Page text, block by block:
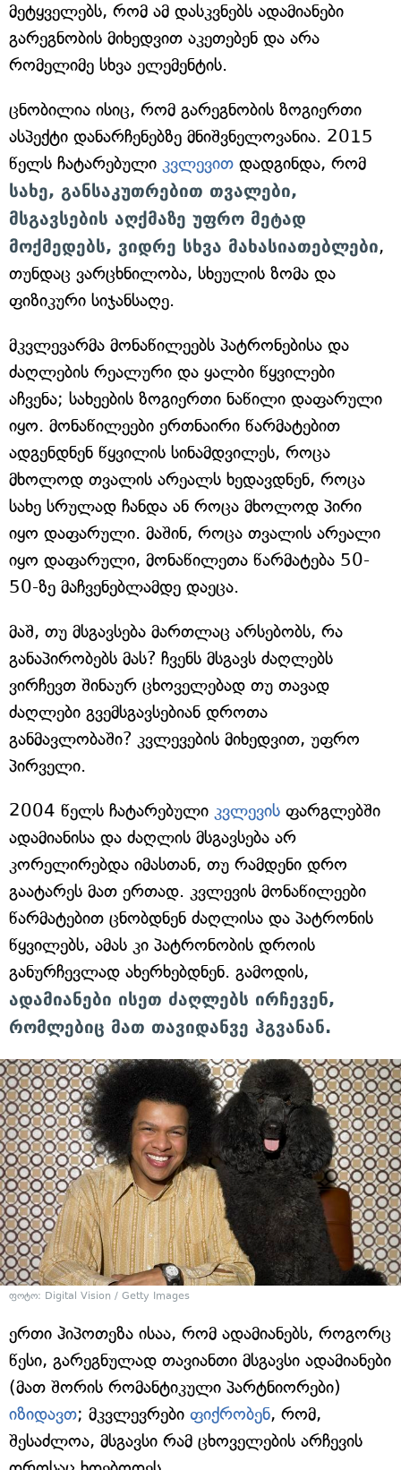
მეტყველებს, რომ ამ დასკვნებს ადამიანები
გარეგნობის მიხედვით აკეთებენ და არა
რომელიმე სხვა ელემენტის.
ცნობილია ისიც, რომ გარეგნობის ზოგიერთი
ასპექტი დანარჩენებზე მნიშვნელოვანია. 2015
წელს ჩატარებული კვლევით დადგინდა, რომ
სახე, განსაკუთრებით თვალები,
მსგავსების აღქმაზე უფრო მეტად
მოქმედებს, ვიდრე სხვა მახასიათებლები,
თუნდაც ვარცხნილობა, სხეულის ზომა და
ფიზიკური სიჯანსაღე.
მკვლევარმა მონაწილეებს პატრონებისა და
ძაღლების რეალური და ყალბი წყვილები
აჩვენა; სახეების ზოგიერთი ნაწილი დაფარული
იყო. მონაწილეები ერთნაირი წარმატებით
ადგენდნენ წყვილის სინამდვილეს, როცა
მხოლოდ თვალის არეალს ხედავდნენ, როცა
სახე სრულად ჩანდა ან როცა მხოლოდ პირი
იყო დაფარული. მაშინ, როცა თვალის არეალი
იყო დაფარული, მონაწილეთა წარმატება 50-
50-ზე მაჩვენებლამდე დაეცა.
მაშ, თუ მსგავსება მართლაც არსებობს, რა
განაპირობებს მას? ჩვენს მსგავს ძაღლებს
ვირჩევთ შინაურ ცხოველებად თუ თავად
ძაღლები გვემსგავსებიან დროთა
განმავლობაში? კვლევების მიხედვით, უფრო
პირველი.
2004 წელს ჩატარებული კვლევის ფარგლებში
ადამიანისა და ძაღლის მსგავსება არ
კორელირებდა იმასთან, თუ რამდენი დრო
გაატარეს მათ ერთად. კვლევის მონაწილეები
წარმატებით ცნობდნენ ძაღლისა და პატრონის
წყვილებს, ამას კი პატრონობის დროის
განურჩევლად ახერხებდნენ. გამოდის,
ადამიანები ისეთ ძაღლებს ირჩევენ,
რომლებიც მათ თავიდანვე ჰგვანან.
ფოტო: Digital Vision / Getty Images
ერთი ჰიპოთეზა ისაა, რომ ადამიანებს, როგორც
წესი, გარეგნულად თავიანთი მსგავსი ადამიანები
(მათ შორის რომანტიკული პარტნიორები)
იზიდავთ; მკვლევრები ფიქრობენ, რომ,
შესაძლოა, მსგავსი რამ ცხოველების არჩევის